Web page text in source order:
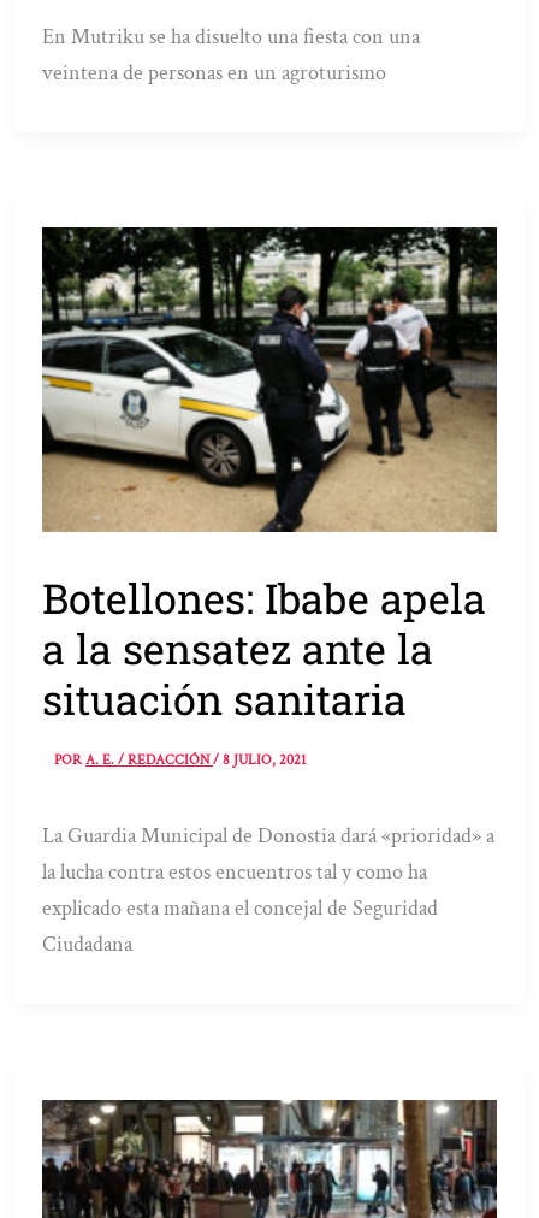
En Mutriku se ha disuelto una fiesta con una
veintena de personas en un agroturismo
Botellones: Ibabe apela
a la sensatez ante la
situación sanitaria
PORA. E. / REDACCIÓN/8 JULIO, 2021
La Guardia Municipal de Donostia dará «prioridad» a
la lucha contra estos encuentros tal y como ha
explicado esta mañana el concejal de Seguridad
Ciudadana